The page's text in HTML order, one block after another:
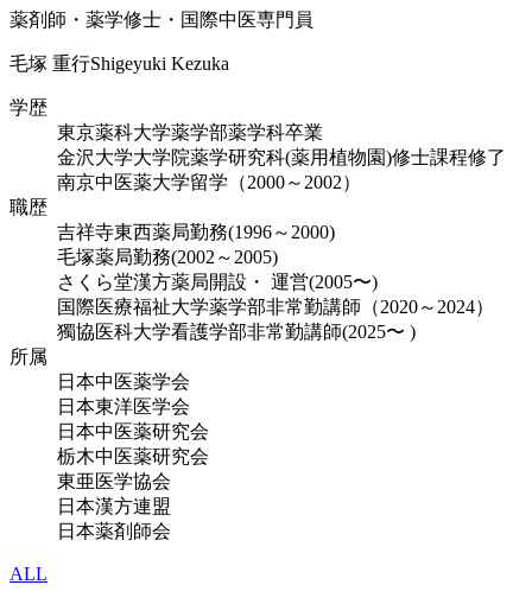
薬剤師・薬学修士・国際中医専門員
毛塚 重行Shigeyuki Kezuka
学歴
東京薬科大学薬学部薬学科卒業
金沢大学大学院薬学研究科(薬用植物園)修士課程修了
南京中医薬大学留学（2000～2002）
職歴
吉祥寺東西薬局勤務(1996～2000)
毛塚薬局勤務(2002～2005)
さくら堂漢方薬局開設・ 運営(2005〜)
国際医療福祉大学薬学部非常勤講師（2020～2024）
獨協医科大学看護学部非常勤講師(2025〜 )
所属
日本中医薬学会
日本東洋医学会
日本中医薬研究会
栃木中医薬研究会
東亜医学協会
日本漢方連盟
日本薬剤師会
ALL